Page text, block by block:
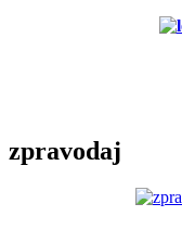
zpravodaj